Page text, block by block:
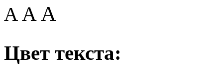
A AA
Цвет текста: